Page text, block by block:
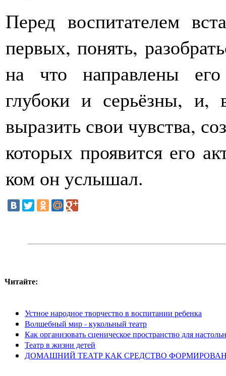
Перед воспитателем
первых, понять,
на что направлены
глубоки и серьёзны, и,
выразить свои чувства,
которых проявится его
ком он услышал.
Читайте:
Устное народное творчество в воспитании ребенка
Волшебный мир - кукольный театр
Как организовать сценическое пространство для
Театр в жизни детей
ДОМАШНИЙ ТЕАТР КАК СРЕДСТВО